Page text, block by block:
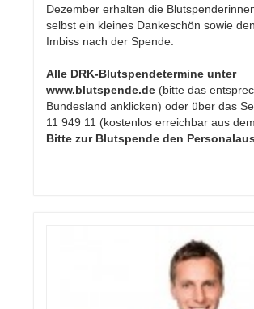
Dezember erhalten die
selbst ein kleines Dankeschön sowie
Imbiss nach der Spende.
Alle DRK-Blutspendetermine unter
www.blutspende.de (bitte das
Bundesland anklicken) oder über das
11 949 11 (kostenlos erreichbar aus
Bitte zur Blutspende den